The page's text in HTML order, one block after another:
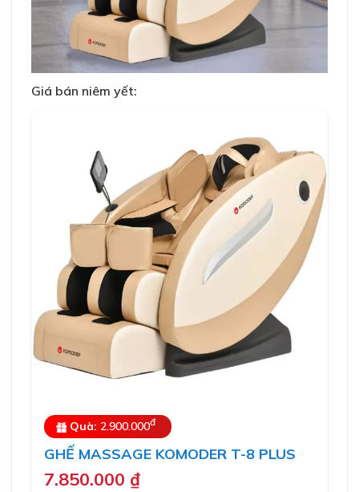
Giá bán niêm yết:
Quà: 2.900.000đ
GHẾ MASSAGE KOMODER T-8 PLUS
7.850.000 ₫